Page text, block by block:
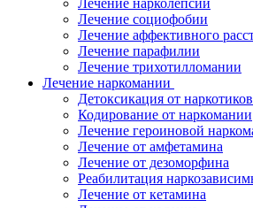
Лечение нарколепсии
Лечение социофобии
Лечение аффективного
Лечение парафилии
Лечение трихотилломании
Лечение наркомании
Детоксикация от наркотиков
Кодирование от наркомании
Лечение героиновой
Лечение от амфетамина
Лечение от дезоморфина
Реабилитация
Лечение от кетамина